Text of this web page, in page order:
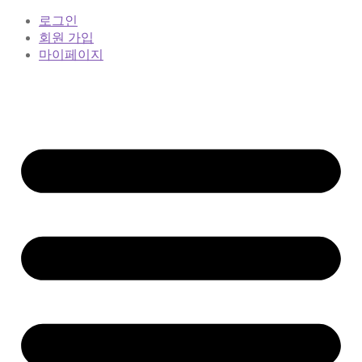
로그인
회원 가입
마이페이지